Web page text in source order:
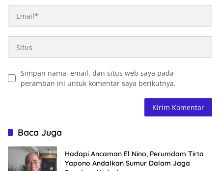
Simpan nama, email, dan situs web saya pada
peramban ini untuk komentar saya berikutnya.
Baca Juga
Hadapi Ancaman El Nino, Perumdam Tirta
Yapono Andalkan Sumur Dalam Jaga